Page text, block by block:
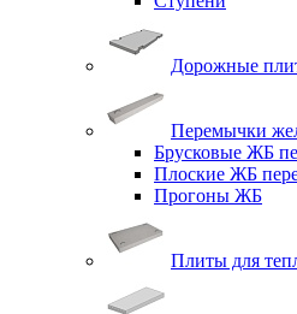
Дорожные
Перемычки
Брусковые ЖБ
Плоские ЖБ
Прогоны ЖБ
Плиты для